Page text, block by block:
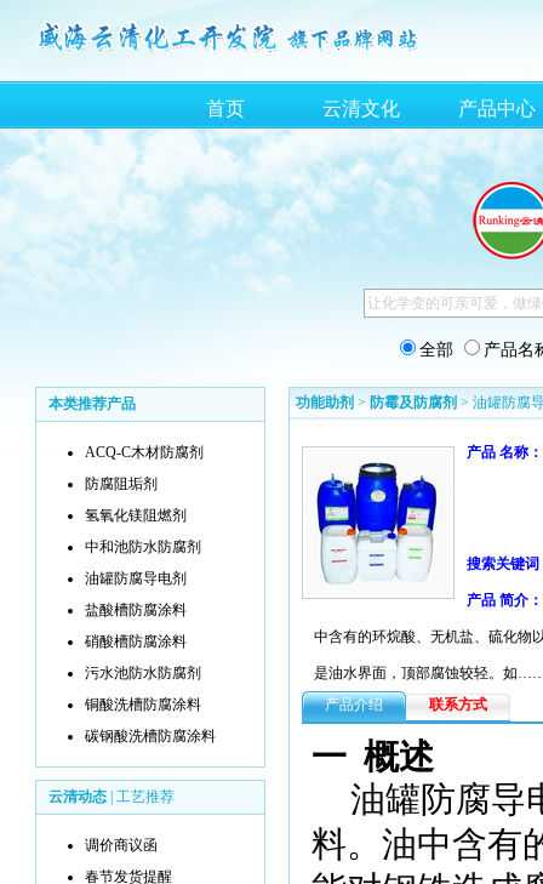
首页 云清文化 产品中心
全部 产品名
本类推荐产品
ACQ-C木材防腐剂
防腐阻垢剂
氢氧化镁阻燃剂
中和池防水防腐剂
油罐防腐导电剂
盐酸槽防腐涂料
硝酸槽防腐涂料
污水池防水防腐剂
铜酸洗槽防腐涂料
碳钢酸洗槽防腐涂料
云清动态 工艺推荐
调价商议函
春节发货提醒
功能助剂 > 防霉及防腐剂 > 油罐防腐
产品 名称：
搜索关键词
产品 简介：
中含有的环烷酸、无机盐、硫化物
是油水界面，顶部腐蚀较轻。如
产品介绍
联系方式
一 概述
油罐防腐导
料。油中含有